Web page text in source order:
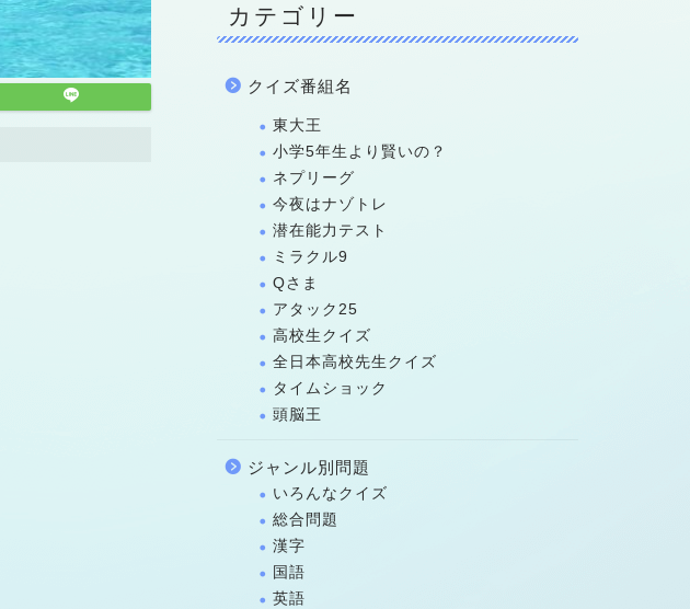
カテゴリー
クイズ番組名
東大王
小学5年生より賢いの？
ネプリーグ
今夜はナゾトレ
潜在能力テスト
ミラクル9
Qさま
アタック25
高校生クイズ
全日本高校先生クイズ
タイムショック
頭脳王
ジャンル別問題
いろんなクイズ
総合問題
漢字
国語
英語